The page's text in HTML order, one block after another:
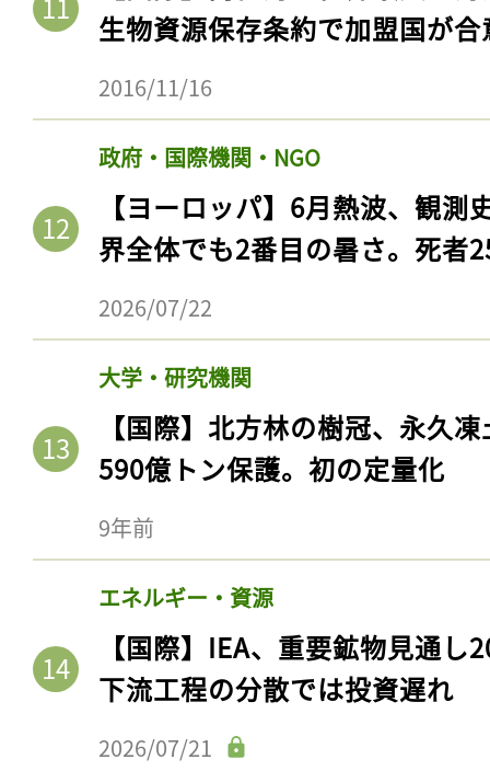
生物資源保存条約で加盟国が合
2016/11/16
政府・国際機関・NGO
【ヨーロッパ】6月熱波、観
界全体でも2番目の暑さ。死者
2026/07/22
大学・研究機関
【国際】北方林の樹冠、永久
590億トン保護。初の定量化
9年前
エネルギー・資源
【国際】IEA、重要鉱物見通
下流工程の分散では投資遅れ
2026/07/21